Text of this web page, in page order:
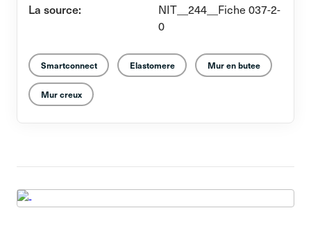
La source:
NIT__244__Fiche 037-2-
0
Smartconnect Elastomere Mur en butee
Mur creux